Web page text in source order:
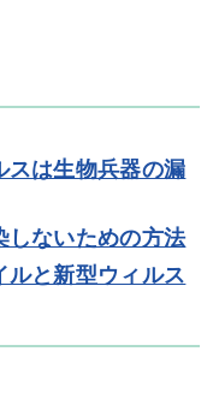
スは生物兵器の漏
しないための方法
と新型ウィルス